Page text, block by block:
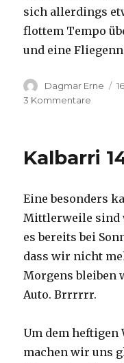
sich allerdings
flottem Tempo
und eine
Autor
Dagmar Erne
3 Kommentare
Kalbarri
Eine besonders
Mittlerweile sind
es bereits bei
dass wir nicht
Morgens bleiben
Auto. Brrrrrr.
Um dem heftigen
machen wir uns